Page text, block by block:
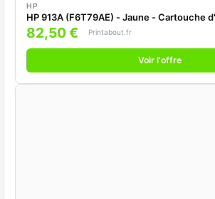
HP
HP 913A (F6T79AE) - Jaune - Cartouche
82,50 € Printabout.fr
Voir l'offre